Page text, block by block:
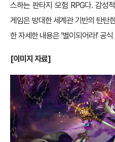
스하는 판타지 모험 RPG다. 감성
게임은 방대한 세계관 기반의 탄탄
한 자세한 내용은 ‘별이되어라!’ 공
[이미지 자료]